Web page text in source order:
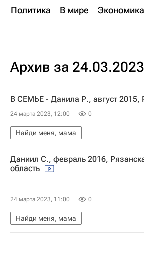
Политика В мире Экономика
Архив за 24.03.2023
В СЕМЬЕ - Данила Р., август 2015,
24 марта 2023, 12:00 0
Найди меня, мама
Даниил С., февраль 2016,
область
24 марта 2023, 11:00 0
Найди меня, мама